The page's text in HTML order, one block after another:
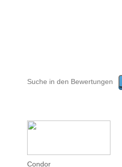
Condor